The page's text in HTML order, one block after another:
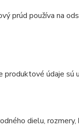
prúd používa na
údaje sú
dielu,